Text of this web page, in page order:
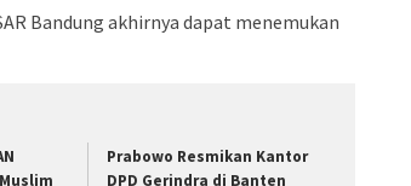
Bandung akhirnya dapat menemukan
Prabowo Resmikan Kantor
DPD Gerindra di Banten